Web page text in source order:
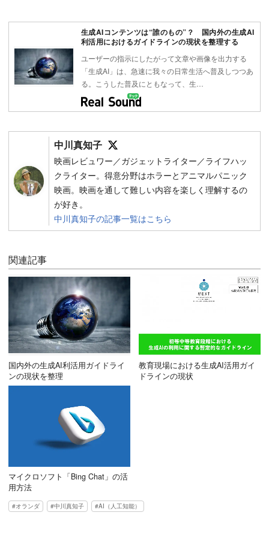
生成AIコンテンツは“誰のもの”？ 国内外の生成AI
利活用におけるガイドラインの現状を整理する
ユーザーの指示にしたがって文章や画像を出力する
「生成AI」は、急速に我々の日常生活へ普及しつつあ
る。こうした普及にともなって、生…
中川真知子
映画レビュワー／ガジェットライター／ライフハッ
クライター。得意分野はホラーとアニマルパニック
映画。映画を通して難しい内容を楽しく理解するの
が好き。
中川真知子の記事一覧はこちら
関連記事
国内外の生成AI利活用ガイドライ
ンの現状を整理
教育現場における生成AI活用ガイ
ドラインの現状
マイクロソフト「Bing Chat」の活
用方法
オランダ 中川真知子 AI（人工知能）